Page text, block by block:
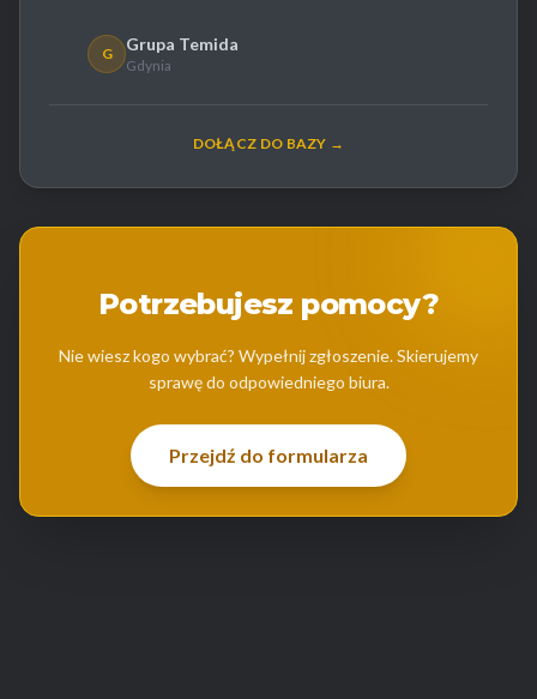
G Grupa Temida
Gdynia
DOŁĄCZ DO BAZY →
Potrzebujesz pomocy?
Nie wiesz kogo wybrać? Wypełnij zgłoszenie. Skierujemy
sprawę do odpowiedniego biura.
Przejdź do formularza